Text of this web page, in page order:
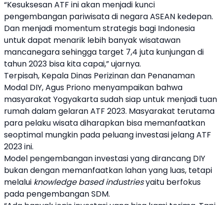
“Kesuksesan ATF ini akan menjadi kunci
pengembangan pariwisata di negara ASEAN kedepan.
Dan menjadi momentum strategis bagi Indonesia
untuk dapat menarik lebih banyak wisatawan
mancanegara sehingga target 7,4 juta kunjungan di
tahun 2023 bisa kita capai,” ujarnya.
Terpisah, Kepala Dinas Perizinan dan Penanaman
Modal DIY, Agus Priono menyampaikan bahwa
masyarakat Yogyakarta sudah siap untuk menjadi tuan
rumah dalam gelaranATF 2023. Masyarakat terutama
para pelaku wisata diharapkan bisa memanfaatkan
seoptimal mungkin pada peluang investasi jelangATF
2023ini.
Model pengembangan investasi yang dirancang DIY
bukan dengan memanfaatkan lahan yang luas, tetapi
melalui knowledge based industriesyaitu berfokus
pada pengembangan SDM.